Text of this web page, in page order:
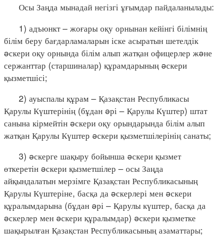
Осы Заңда мынадай негізгі ұғымдар пайдаланылады:
1) адъюнкт – жоғары оқу орнынан кейінгі білімнің
білім беру бағдарламаларын іске асыратын шетелдік
əскери оқу орнында білім алып жатқан офицерлер жəне
сержанттар (старшиналар) құрамдарының əскери
қызметшісі;
2) ауыспалы құрам – Қазақстан Республикасы
Қарулы Күштерінің (бұдан əрі – Қарулы Күштер) штат
санына кірмейтін əскери оқу орындарында білім алып
жатқан Қарулы Күштер əскери қызметшілерінің санаты;
3) əскерге шақыру бойынша əскери қызмет
өткеретін əскери қызметшілер – осы Заңда
айқындалатын мерзімге Қазақстан Республикасының
Қарулы Күштеріне, басқа да əскерлері мен əскери
құралымдарына (бұдан əрі – Қарулы күштер, басқа да
əскерлер мен əскери құралымдар) əскери қызметке
шақырылған Қазақстан Республикасының азаматтары;